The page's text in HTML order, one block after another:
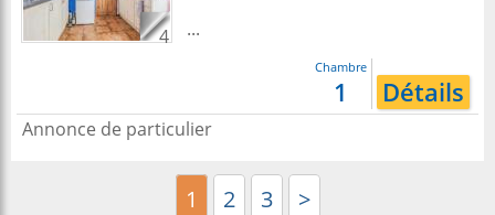
4
...
Chambre
1 Détails
Annonce de particulier
1 2 3 >